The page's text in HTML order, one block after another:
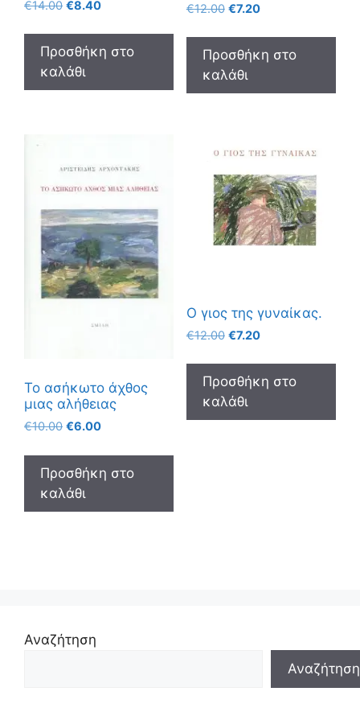
€14.00 €8.40
Προσθήκη στο
καλάθι
€12.00 €7.20
Προσθήκη στο
καλάθι
Το ασήκωτο άχθος
μιας αλήθειας
€10.00 €6.00
Προσθήκη στο
καλάθι
Ο γιος της γυναίκας.
€12.00 €7.20
Προσθήκη στο
καλάθι
Αναζήτηση
Αναζήτηση